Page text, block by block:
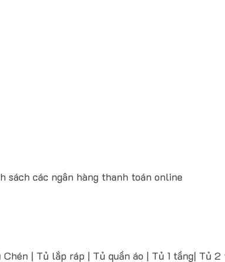
sách các ngân hàng thanh toán online
| Tủ lắp ráp | Tủ quần áo | Tủ 1 tầng| Tủ 2